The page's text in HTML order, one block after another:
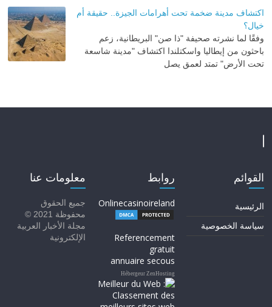
اكتشاف مدينة ضخمة تحت أهرامات الجيزة.. حقيقة أم
خيال؟
وفقًا لما نشرته صحيفة "ذا صن" البريطانية، زعم
باحثون من إيطاليا واسكتلندا اكتشاف "مدينة شاسعة
تحت الأرض" تمتد لعمق يصل
القوائم
الرئيسية
سياسة الخصوصية
روابط
Onlinecasinoireland
Referencement
gratuit
annuaire secous
Hébergeur ZenHosting
معلومات عنا
جميع الحقوق
محفوظة 2021 ©
مجلة الأخبار العربية
الإلكترونية